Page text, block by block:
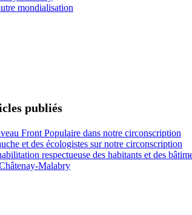
mondialisation
publiés
Front Populaire dans notre circonscription
et des écologistes sur notre circonscription
respectueuse des habitants et des
Malabry